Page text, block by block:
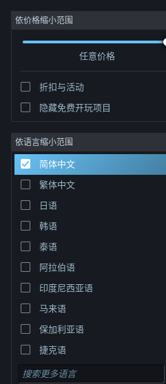
登录
社区
关于
客服
更改语言
获取 Steam 手机应用
查看桌面版网站
依价格缩小范围
任意价格
折扣与活动
隐藏免费开玩项目
依语言缩小范围
简体中文
繁体中文
日语
韩语
泰语
阿拉伯语
印度尼西亚语
马来语
保加利亚语
捷克语
丹麦语
开发者: Play Wireless
排序依据 相关性
0 个匹配的搜索结果。 根据您的偏好，已